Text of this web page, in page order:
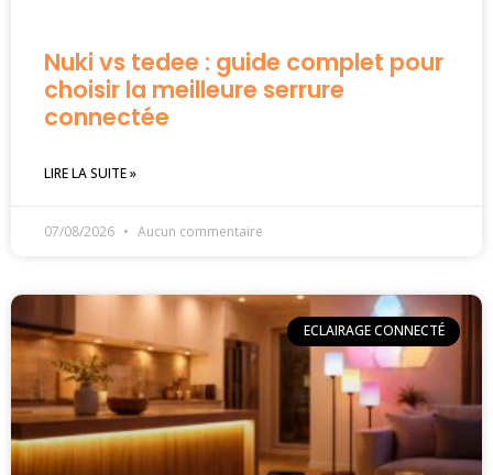
Nuki vs tedee : guide complet pour
choisir la meilleure serrure
connectée
LIRE LA SUITE »
07/08/2026 Aucun commentaire
ECLAIRAGE CONNECTÉ